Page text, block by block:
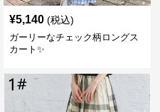
¥5,140 (税込)
ガーリーなチェック柄ロングス
カート✨